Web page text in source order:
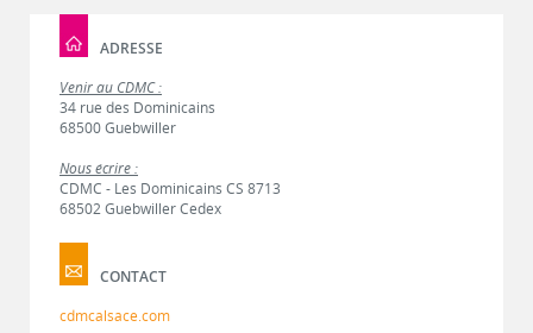
ADRESSE
Venir au CDMC :
34 rue des Dominicains
68500 Guebwiller
Nous écrire :
CDMC - Les Dominicains CS 8713
68502 Guebwiller Cedex
CONTACT
cdmcalsace.com